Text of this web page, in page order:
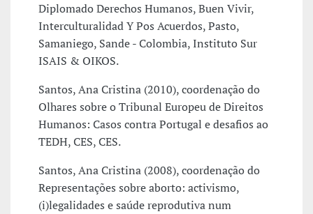
Diplomado Derechos Humanos, Buen Vivir,
Interculturalidad Y Pos Acuerdos, Pasto,
Samaniego, Sande - Colombia, Instituto Sur
ISAIS & OIKOS.
Santos, Ana Cristina (2010), coordenação do
Olhares sobre o Tribunal Europeu de Direitos
Humanos: Casos contra Portugal e desafios ao
TEDH, CES, CES.
Santos, Ana Cristina (2008), coordenação do
Representações sobre aborto: activismo,
(i)legalidades e saúde reprodutiva num